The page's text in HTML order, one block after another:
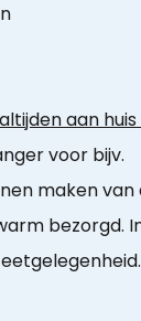
aan
voor bijv.
maken van
bezorgd.